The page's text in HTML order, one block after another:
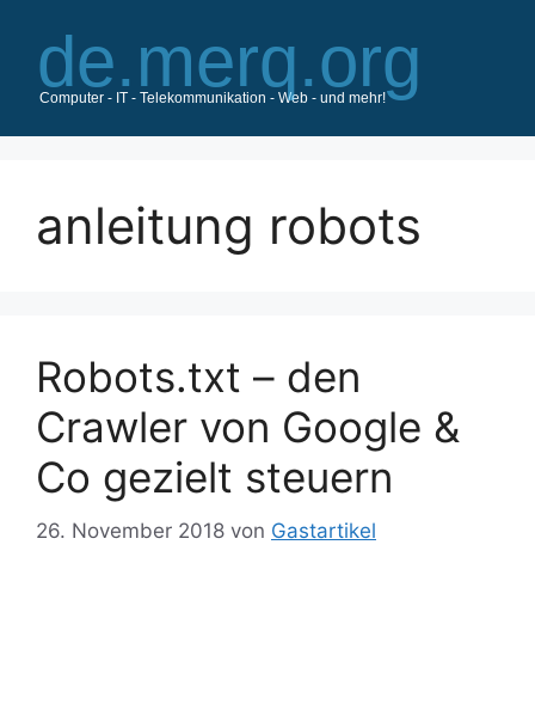
Inhalt
springen
anleitung robots
Robots.txt – den
Crawler von Google &
Co gezielt steuern
26. November 2018 von Gastartikel